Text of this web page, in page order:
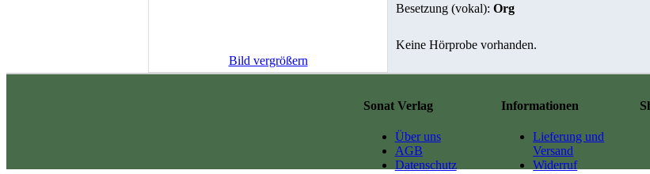
Bild vergrößern
Besetzung (vokal): Org
Keine Hörprobe vorhanden.
Informationen
Lieferung und
Versand
Widerruf
Sonat Verlag
Über uns
AGB
Datenschutz